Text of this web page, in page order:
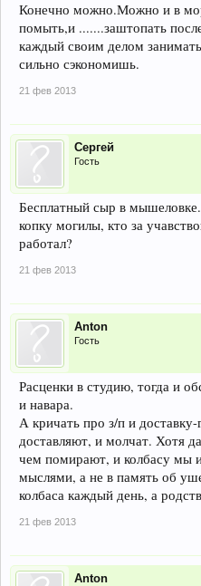
Конечно можно.Можно и в
помыть,и .......заштопать
каждый своим делом
сильно сэкономишь.
21 фев 2013
Сергей
Гость
Бесплатный сыр в
копку могилы, кто за
работал?
21 фев 2013
Anton
Гость
Расценки в студию, тогда и
и навара.
А кричать про з/п и доставку-
доставляют, и молчат. Хотя
чем помирают, и колбасу мы
мыслями, а не в память об
колбаса каждый день, а
21 фев 2013
Anton